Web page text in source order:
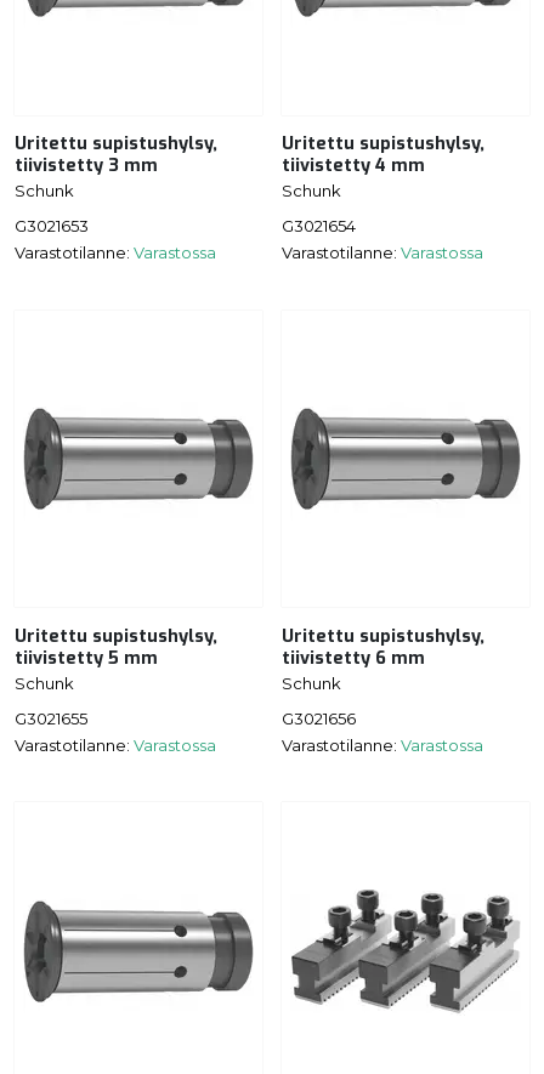
Uritettu supistushylsy,
tiivistetty 3 mm
Schunk
G3021653
Varastotilanne: Varastossa
Uritettu supistushylsy,
tiivistetty 4 mm
Schunk
G3021654
Varastotilanne: Varastossa
Uritettu supistushylsy,
tiivistetty 5 mm
Schunk
G3021655
Varastotilanne: Varastossa
Uritettu supistushylsy,
tiivistetty 6 mm
Schunk
G3021656
Varastotilanne: Varastossa